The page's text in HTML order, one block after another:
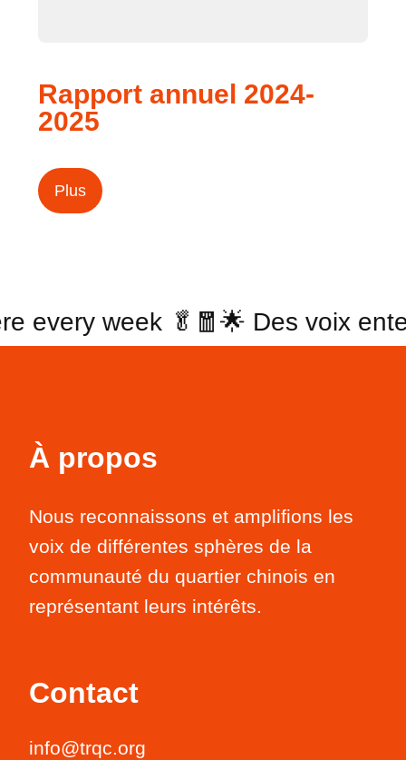
Rapport annuel 2024-
2025
Plus
every week 🥬🧧🌟 Des voix
À propos
Nous reconnaissons et amplifions les
voix de différentes sphères de la
communauté du quartier chinois en
représentant leurs intérêts.
Contact
info@trqc.org